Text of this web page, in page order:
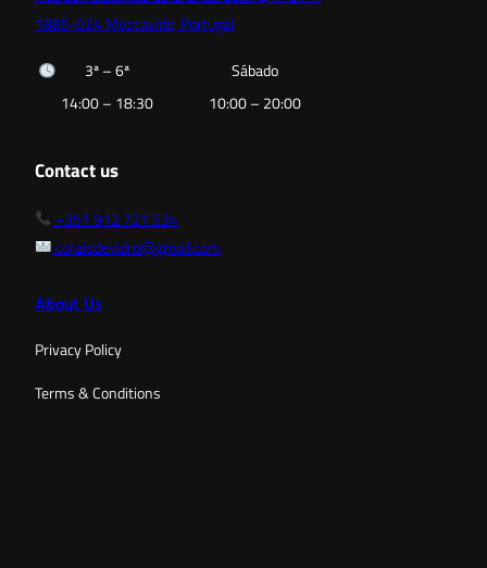
1885-024 Moscavide, Portugal
3ª – 6ª
Sábado
14:00 – 18:30
10:00 – 20:00
Contact us
+351 912 721 534
coraisdevidro@gmail.com
About Us
Privacy Policy
Terms & Conditions